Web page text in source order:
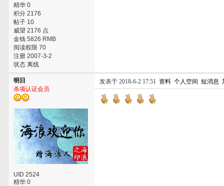
精华 0
积分 2176
帖子 10
威望 2176 点
金钱 5826 RMB
阅读权限 70
注册 2007-3-2
状态 离线
明日
杀项认证会员
UID 2524
精华 0
发表于 2018-6-2 17:51 资料 个人空间 短消息